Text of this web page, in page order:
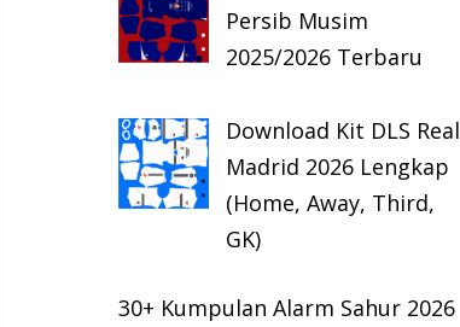
Persib Musim
2025/2026 Terbaru
Download Kit DLS Real
Madrid 2026 Lengkap
(Home, Away, Third,
GK)
30+ Kumpulan Alarm Sahur 2026